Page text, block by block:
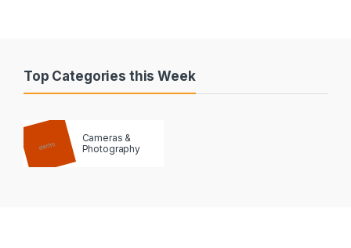
Top Categories this Week
Cameras &
Photography